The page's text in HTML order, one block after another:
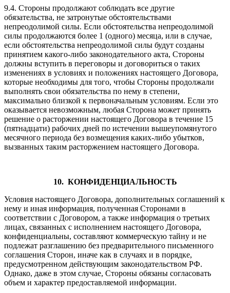
9.4. Стороны продолжают соблюдать все другие
обязательства, не затронутые обстоятельствами
непреодолимой силы. Если обстоятельства непреодолимой
силы продолжаются более 1 (одного) месяца, или в случае,
если обстоятельства непреодолимой силы будут созданы
принятием какого-либо законодательного акта, Стороны
должны вступить в переговоры и договориться о таких
изменениях в условиях и положениях настоящего Договора,
которые необходимы для того, чтобы Стороны продолжали
выполнять свои обязательства по нему в степени,
максимально близкой к первоначальным условиям. Если это
оказывается невозможным, любая Сторона может принять
решение о расторжении настоящего Договора в течение 15
(пятнадцати) рабочих дней по истечении вышеупомянутого
месячного периода без возмещения каких-либо убытков,
вызванных таким расторжением настоящего Договора.
10. КОНФИДЕНЦИАЛЬНОСТЬ
Условия настоящего Договора, дополнительных соглашений к
нему и иная информация, полученная Сторонами в
соответствии с Договором, а также информация о третьих
лицах, связанных с исполнением настоящего Договора,
конфиденциальны, составляют коммерческую тайну и не
подлежат разглашению без предварительного письменного
соглашения Сторон, иначе как в случаях и в порядке,
предусмотренном действующим законодательством РФ.
Однако, даже в этом случае, Стороны обязаны согласовать
объем и характер предоставляемой информации.